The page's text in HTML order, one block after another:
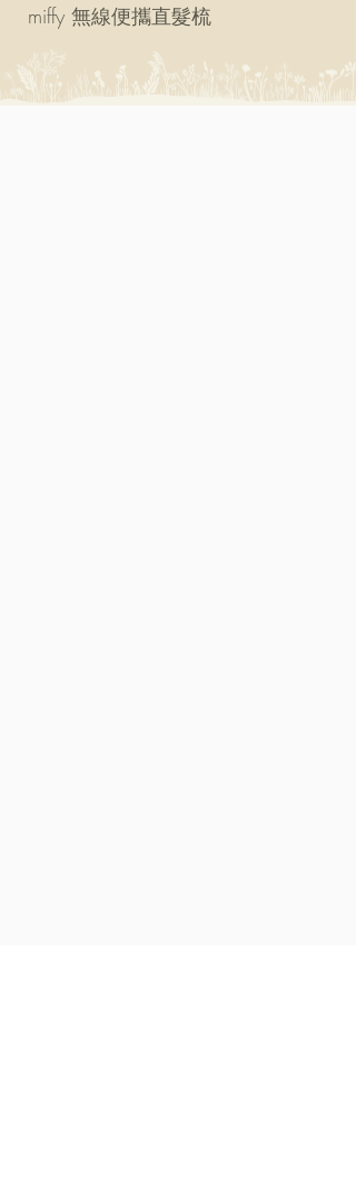
miffy 無線便攜直髮梳